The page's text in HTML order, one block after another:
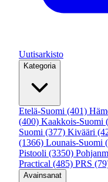
Uutisarkisto
Kategoria
Etelä-Suomi (401)
(400) Kaakkois-Suomi
Suomi (377) Kivääri
(1366) Lounais-Suomi
Pistooli (3350)
Practical (485) PRS
Avainsanat